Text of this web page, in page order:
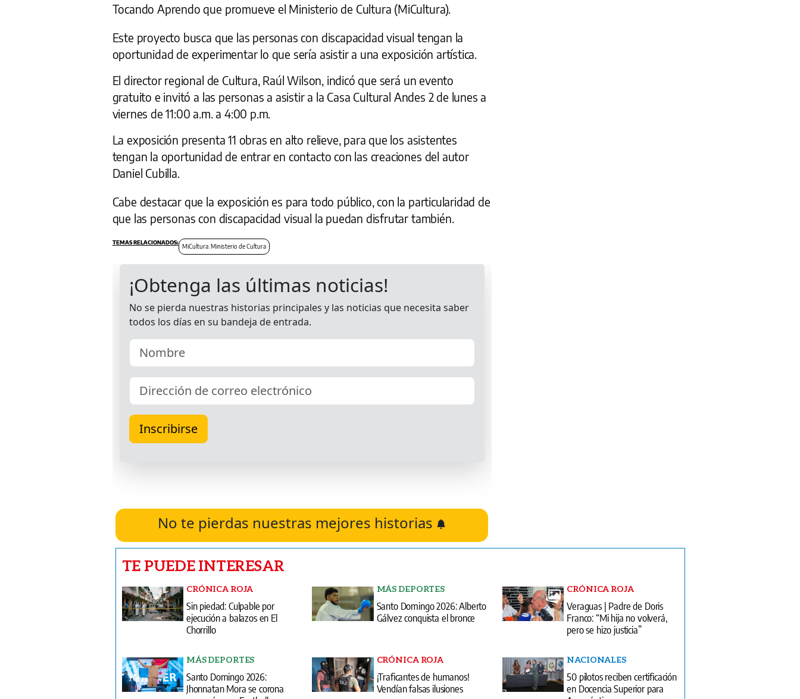
Tocando Aprendo que promueve el Ministerio de Cultura (MiCultura).
Este proyecto busca que las personas con discapacidad visual tengan la
oportunidad de experimentar lo que sería asistir a una exposición artística.
El director regional de Cultura, Raúl Wilson, indicó que será un evento
gratuito e invitó a las personas a asistir a la Casa Cultural Andes 2 de lunes a
viernes de 11:00 a.m. a 4:00 p.m.
La exposición presenta 11 obras en alto relieve, para que los asistentes
tengan la oportunidad de entrar en contacto con las creaciones del autor
Daniel Cubilla.
Cabe destacar que la exposición es para todo público, con la particularidad de
que las personas con discapacidad visual la puedan disfrutar también.
MiCultura: Ministerio de Cultura
No te pierdas nuestras mejores historias
TE PUEDE INTERESAR
CRÓNICA ROJA
Sin piedad: Culpable por
ejecución a balazos en El
Chorrillo
MÁS DEPORTES
Santo Domingo 2026: Alberto
Gálvez conquista el bronce
CRÓNICA ROJA
Veraguas | Padre de Doris
Franco: “Mi hija no volverá,
pero se hizo justicia”
MÁS DEPORTES
Santo Domingo 2026:
Jhonnatan Mora se corona
CRÓNICA ROJA
¡Traficantes de humanos!
Vendían falsas ilusiones
NACIONALES
50 pilotos reciben certificación
en Docencia Superior para